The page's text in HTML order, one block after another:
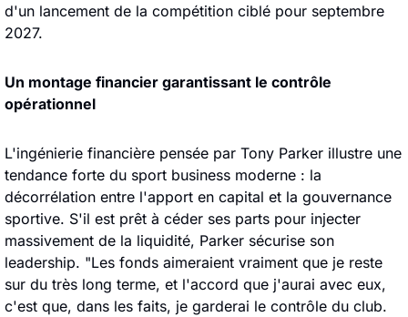
d'un lancement de la compétition ciblé pour septembre
2027.
Un montage financier garantissant le contrôle
opérationnel
L'ingénierie financière pensée par Tony Parker illustre une
tendance forte du sport business moderne : la
décorrélation entre l'apport en capital et la gouvernance
sportive. S'il est prêt à céder ses parts pour injecter
massivement de la liquidité, Parker sécurise son
leadership. "Les fonds aimeraient vraiment que je reste
sur du très long terme, et l'accord que j'aurai avec eux,
c'est que, dans les faits, je garderai le contrôle du club.